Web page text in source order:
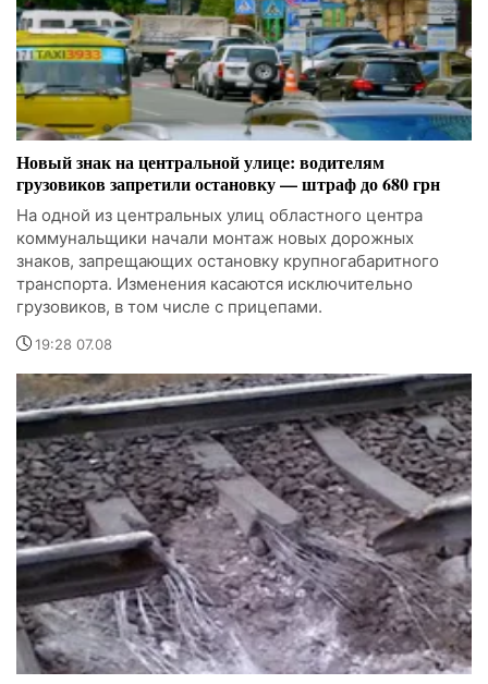
Новый знак на центральной улице: водителям
грузовиков запретили остановку — штраф до 680 грн
На одной из центральных улиц областного центра
коммунальщики начали монтаж новых дорожных
знаков, запрещающих остановку крупногабаритного
транспорта. Изменения касаются исключительно
грузовиков, в том числе с прицепами.
19:28 07.08